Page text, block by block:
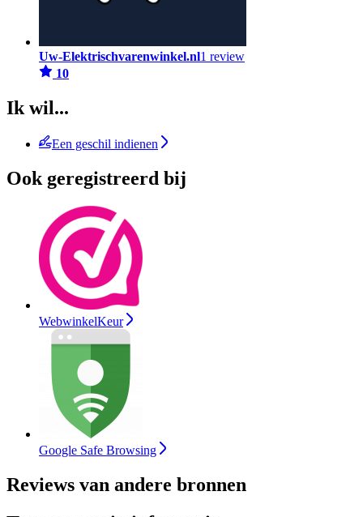
Uw-Elektrischvarenwinkel.nl1 review
10
Ik wil...
Een geschil indienen
Ook geregistreerd bij
WebwinkelKeur
Google Safe Browsing
Reviews van andere bronnen